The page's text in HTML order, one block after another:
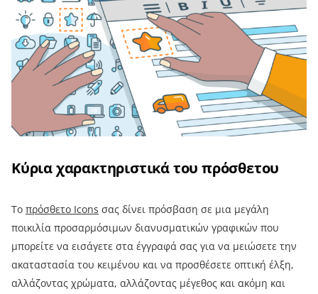
Κύρια χαρακτηριστικά του πρόσθετου
Το πρόσθετο Icons σας δίνει πρόσβαση σε μια μεγάλη
ποικιλία προσαρμόσιμων διανυσματικών γραφικών που
μπορείτε να εισάγετε στα έγγραφά σας για να μειώσετε την
ακαταστασία του κειμένου και να προσθέσετε οπτική έλξη,
αλλάζοντας χρώματα, αλλάζοντας μέγεθος και ακόμη και